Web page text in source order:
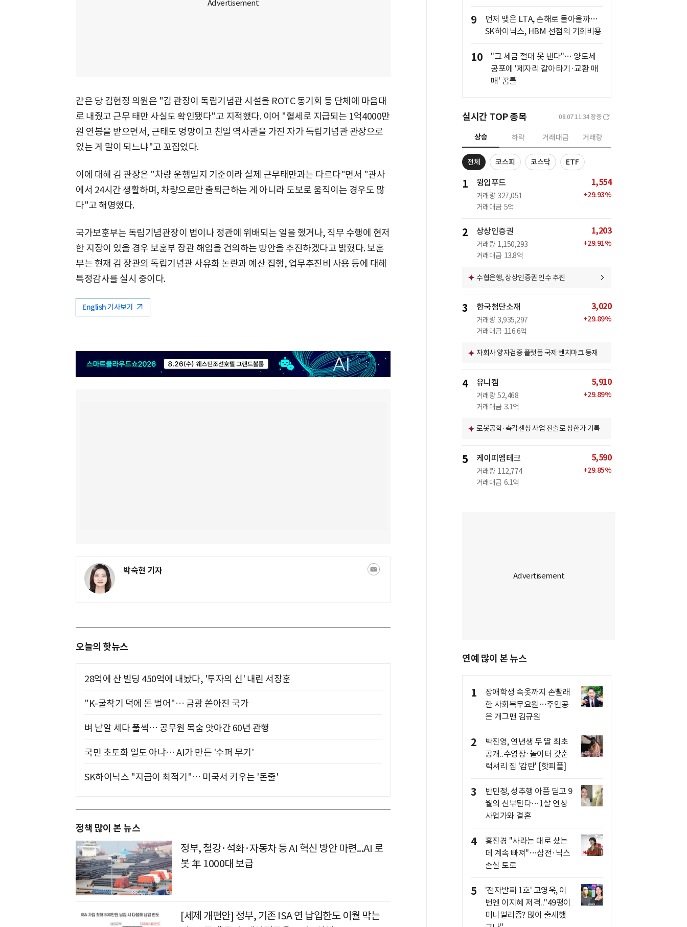
같은 당 김현정 의원은 "김 관장이 독립기념관 시설을 ROTC 동기회 등 단체에 마음대
로 내줬고 근무 태만 사실도 확인됐다"고 지적했다. 이어 "혈세로 지급되는 1억4000만
원 연봉을 받으면서, 근태도 엉망이고 친일 역사관을 가진 자가 독립기념관 관장으로
있는 게 말이 되느냐"고 꼬집었다.
이에 대해 김 관장은 "차량 운행일지 기준이라 실제 근무태만과는 다르다"면서 "관사
에서 24시간 생활하며, 차량으로만 출퇴근하는 게 아니라 도보로 움직이는 경우도 많
다"고 해명했다.
국가보훈부는 독립기념관장이 법이나 정관에 위배되는 일을 했거나, 직무 수행에 현저
한 지장이 있을 경우 보훈부 장관 해임을 건의하는 방안을 추진하겠다고 밝혔다. 보훈
부는 현재 김 장관의 독립기념관 사유화 논란과 예산 집행, 업무추진비 사용 등에 대해
특정감사를 실시 중이다.
English 기사보기
박숙현 기자
오늘의 핫뉴스
28억에 산 빌딩 450억에 내놨다, '투자의 신' 내린 서장훈
"K-굴착기 덕에 돈 벌어"… 금광 쏟아진 국가
벼 낱알 세다 풀썩… 공무원 목숨 앗아간 60년 관행
국민 초토화 일도 아냐… AI가 만든 '수퍼 무기'
SK하이닉스 "지금이 최적기"… 미국서 키우는 '돈줄'
정책 많이 본 뉴스
정부, 철강·석화·자동차 등 AI 혁신 방안 마련...AI 로
봇 年 1000대 보급
[세제 개편안] 정부, 기존 ISA 연 납입한도 이월 막는
9
먼저 맺은 LTA, 손해로 돌아올까…
SK하이닉스, HBM 선점의 기회비용
10
"그 세금 절대 못 낸다"… 양도세
공포에 '제자리 갈아타기·교환 매
매' 꿈틀
실시간 TOP 종목 08.07 11:34 장중
상승 하락 거래대금 거래량
전체 코스피 코스닥 ETF
1 윙입푸드
거래량 327,051
거래대금 5억
1,554
+29.93%
2 상상인증권
거래량 1,150,293
거래대금 13.8억
1,203
+29.91%
수협은행, 상상인증권 인수 추진
3 한국첨단소재
거래량 3,935,297
거래대금 116.6억
3,020
+29.89%
자회사 양자검증 플랫폼 국제 벤치마크 등재
4 유니켐
거래량 52,468
거래대금 3.1억
5,910
+29.89%
로봇공학·촉각센싱 사업 진출로 상한가 기록
5 케이피엠테크
거래량 112,774
거래대금 6.1억
5,590
+29.85%
연예 많이 본 뉴스
1
장애학생 속옷까지 손빨래
한 사회복무요원…주인공
은 개그맨 김규원
2
박진영, 연년생 두 딸 최초
공개..수영장·놀이터 갖춘
럭셔리 집 '감탄' [핫피플]
3
반민정, 성추행 아픔 딛고 9
월의 신부된다…1살 연상
사업가와 결혼
4
홍진경 "사라는 대로 샀는
데 계속 빠져"…삼전·닉스
손실 토로
5
'전자발찌 1호' 고영욱, 이
번엔 이지혜 저격.."49평이
미니멀리즘? 많이 출세했